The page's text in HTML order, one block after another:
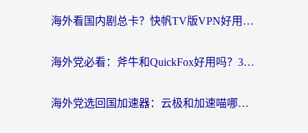
海外看国内剧总卡？快帆TV版VPN好用吗？和海牛VPN对比哪个回国效果更好？
海外党必看：斧牛和QuickFox好用吗？3步选对回国加速器，无缝刷国内剧玩游戏
海外党选回国加速器：云极和加速喵哪个好？附3款热门工具实测对比